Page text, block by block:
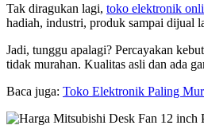
Tak diragukan lagi, toko elektronik
hadiah, industri, produk sampai dijual
Jadi, tunggu apalagi? Percayakan
tidak murahan. Kualitas asli dan ada
Baca juga: Toko Elektronik Paling